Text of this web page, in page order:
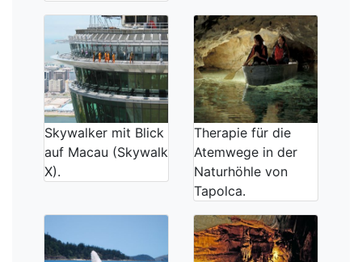
Skywalker mit Blick
auf Macau (Skywalk
X).
Therapie für die
Atemwege in der
Naturhöhle von
Tapolca.